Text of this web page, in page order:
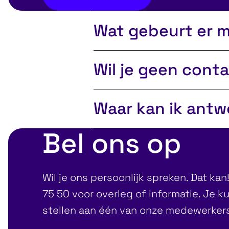
Wat gebeurt er
Het beantwoorden van
Het versturen van
Communicatie en
We geven je gegevens
Wil je geen
tool te verwijderen. Je
dat dan snel en uiterlijk
Waar kan ik
Kijk bij onzeveelgestelde
Bel ons op
Wil je ons persoonlijk spreken. Dat
75 50 voor overleg of informatie. Je
stellen aan één van onze